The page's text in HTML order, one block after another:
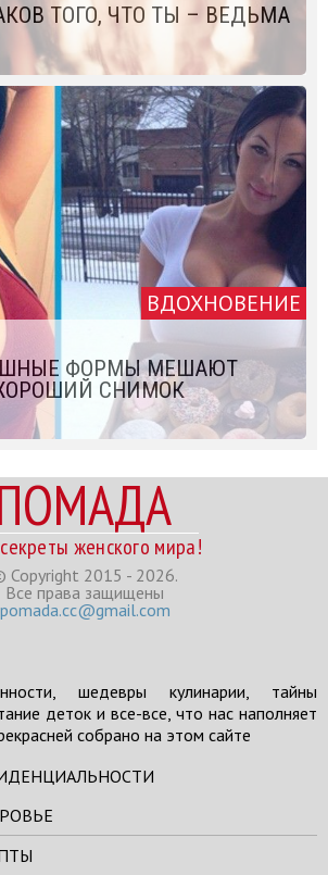
ТОГО, ЧТО ТЫ – ВЕДЬМА
ВДОХНОВЕНИЕ
ФОРМЫ МЕШАЮТ
СНИМОК
женского мира!
Copyright 2015 - 2026.
Все права защищены
pomada.cc@gmail.com
шедевры кулинарии, тайны
деток и все-все, что нас наполняет
собрано на этом сайте